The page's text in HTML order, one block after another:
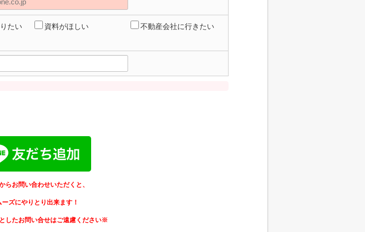
たい 資料がほしい
不動産会社に行きたい
らお問い合わせいただくと、
ーズにやりとり出来ます！
したお問い合せはご遠慮ください※